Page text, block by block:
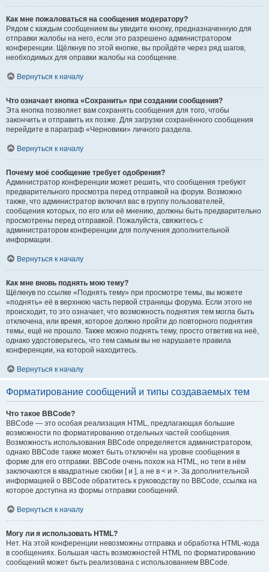
Как мне пожаловаться на сообщения модератору?
Рядом с каждым сообщением вы увидите кнопку, предназначенную для
отправки жалобы на него, если это разрешено администратором
конференции. Щёлкнув по этой кнопке, вы пройдёте через ряд шагов,
необходимых для оправки жалобы на сообщение.
Вернуться к началу
Что означает кнопка «Сохранить» при создании сообщения?
Эта кнопка позволяет вам сохранять сообщения для того, чтобы
закончить и отправить их позже. Для загрузки сохранённого сообщения
перейдите в параграф «Черновики» личного раздела.
Вернуться к началу
Почему моё сообщение требует одобрения?
Администратор конференции может решить, что сообщения требуют
предварительного просмотра перед отправкой на форум. Возможно
также, что администратор включил вас в группу пользователей,
сообщения которых, по его или её мнению, должны быть предварительно
просмотрены перед отправкой. Пожалуйста, свяжитесь с
администратором конференции для получения дополнительной
информации.
Вернуться к началу
Как мне вновь поднять мою тему?
Щёлкнув по ссылке «Поднять тему» при просмотре темы, вы можете
«поднять» её в верхнюю часть первой страницы форума. Если этого не
происходит, то это означает, что возможность поднятия тем могла быть
отключена, или время, которое должно пройти до повторного поднятия
темы, ещё не прошло. Также можно поднять тему, просто ответив на неё,
однако удостоверьтесь, что тем самым вы не нарушаете правила
конференции, на которой находитесь.
Вернуться к началу
Форматирование сообщений и типы создаваемых тем
Что такое BBCode?
BBCode — это особая реализация HTML, предлагающая большие
возможности по форматированию отдельных частей сообщения.
Возможность использования BBCode определяется администратором,
однако BBCode также может быть отключён на уровне сообщения в
форме для его отправки. BBCode очень похож на HTML, но теги в нём
заключаются в квадратные скобки [ и ], а не в < и >. За дополнительной
информацией о BBCode обратитесь к руководству по BBCode, ссылка на
которое доступна из формы отправки сообщений.
Вернуться к началу
Могу ли я использовать HTML?
Нет. На этой конференции невозможны отправка и обработка HTML-кода
в сообщениях. Большая часть возможностей HTML по форматированию
сообщений может быть реализована с использованием BBCode.